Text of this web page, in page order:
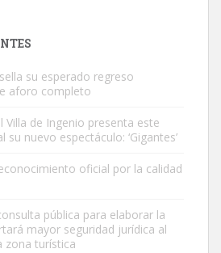
en la calle hace menos de un mes,
| 9.7.2025
su esperado regreso
aforo completo
Villa de Ingenio presenta este
su nuevo espectáculo: ‘Gigantes’
oficial por la calidad
pública para elaborar la
mayor seguridad jurídica al
zona turística